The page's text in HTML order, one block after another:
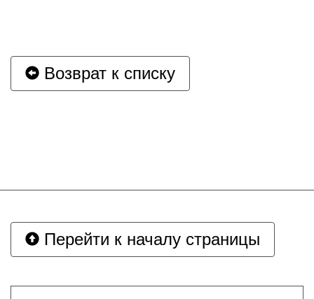
Возврат к списку
Перейти к началу страницы